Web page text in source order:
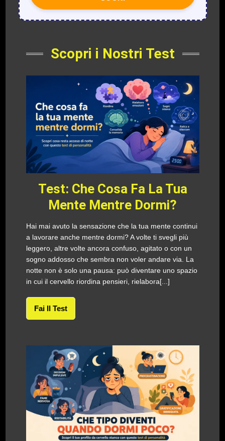
Scopri i Nostri Test
Test: Che Cosa Fa La Tua
Mente Mentre Dormi?
Hai mai avuto la sensazione che la tua mente continui
a lavorare anche mentre dormi? A volte ti svegli più
leggero, altre volte ancora confuso, agitato o con un
sogno addosso che sembra non voler andare via. La
notte non è solo una pausa: può diventare uno spazio
in cui il cervello riordina pensieri, rielabora[...]
Fai Il Test